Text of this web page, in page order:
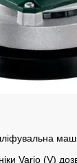
Vario (V)